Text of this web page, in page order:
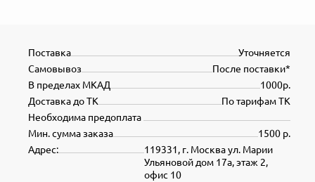
Уточняется
Поставка
После поставки*
Самовывоз
1000р.
В пределах МКАД
По тарифам ТК
Доставка до ТК
Необходима предоплата
1500 р.
Мин. сумма заказа
119331, г. Москва ул. Марии
Ульяновой дом 17а, этаж 2,
офис 10
Адрес: